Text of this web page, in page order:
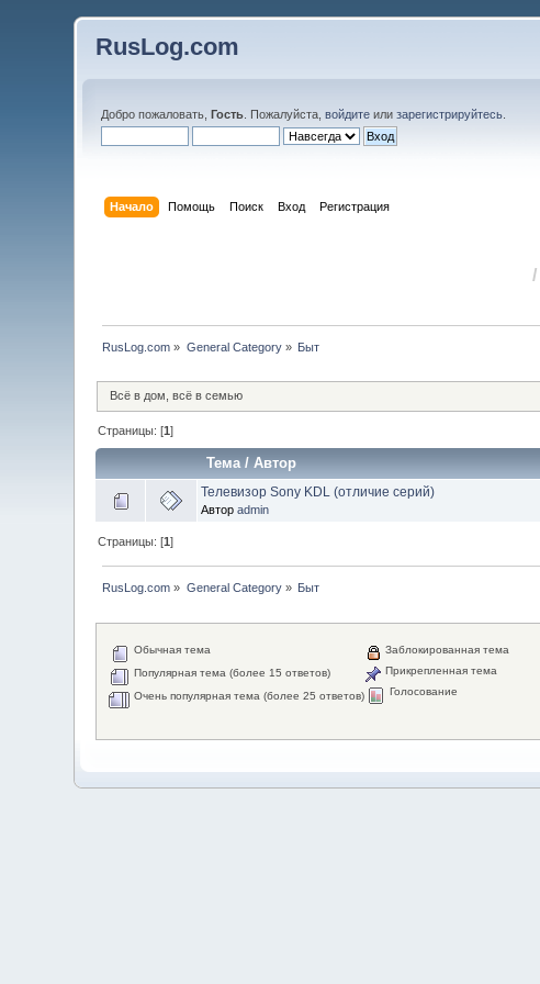
RusLog.com
Добро пожаловать,Гость . Пожалуйста,войдите илизарегистрируйтесь
Начало Помощь Поиск Вход Регистрация
/
RusLog.com » General Category» Быт
Всё в дом, всё в семью
Страницы: [1]
Тема /Автор
Телевизор Sony KDL (отличие серий)
Авторadmin
Страницы: [1]
RusLog.com » General Category» Быт
Обычная тема
Популярная тема (более 15 ответов)
Очень популярная тема (более 25 ответов)
Заблокированная тема
Прикрепленная тема
Голосование